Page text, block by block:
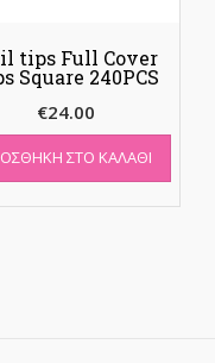
tips Full Cover
Square 240PCS
€24.00
ΣΤΟ ΚΑΛΆΘΙ